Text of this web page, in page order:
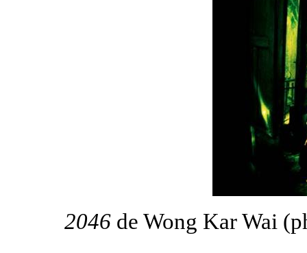
2046 de Wong Kar Wai